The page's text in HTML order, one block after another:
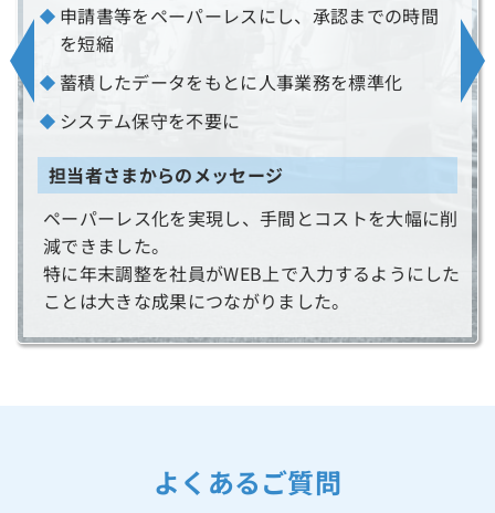
申請書等をペーパーレスにし、承認までの時間
を短縮
蓄積したデータをもとに人事業務を標準化
システム保守を不要に
担当者さまからのメッセージ
ペーパーレス化を実現し、手間とコストを大幅に削
減できました。
特に年末調整を社員がWEB上で入力するようにした
ことは大きな成果につながりました。
よくあるご質問